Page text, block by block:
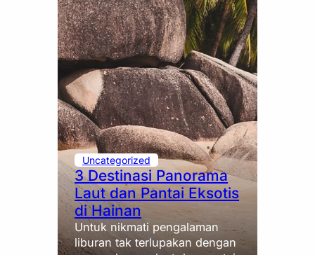
Uncategorized
3 Destinasi Panorama
Laut dan Pantai Eksotis
di Hainan
Untuk nikmati pengalaman
liburan tak terlupakan dengan